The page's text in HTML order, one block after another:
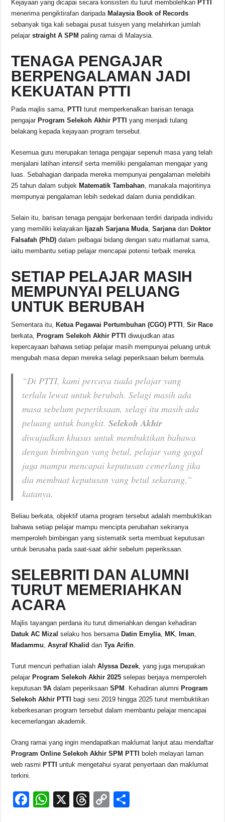
Kejayaan yang dicapai secara konsisten itu turut membolehkan PTTI
menerima pengiktirafan daripada Malaysia Book of Records
sebanyak tiga kali sebagai pusat tuisyen yang melahirkan jumlah
pelajarstraight A SPM paling ramai di Malaysia.
TENAGA PENGAJAR
BERPENGALAMAN JADI
KEKUATAN PTTI
Pada majlis sama, PTTI turut memperkenalkan barisan tenaga
pengajar Program Selekoh Akhir PTTI yang menjadi tulang
belakang kepada kejayaan program tersebut.
Kesemua guru merupakan tenaga pengajar sepenuh masa yang telah
menjalani latihan intensif serta memiliki pengalaman mengajar yang
luas. Sebahagian daripada mereka mempunyai pengalaman melebihi
25 tahun dalam subjek Matematik Tambahan, manakala majoritinya
mempunyai pengalaman lebih sedekad dalam dunia pendidikan.
Selain itu, barisan tenaga pengajar berkenaan terdiri daripada individu
yang memiliki kelayakan Ijazah Sarjana Muda,Sarjanadan Doktor
Falsafah (PhD) dalam pelbagai bidang dengan satu matlamat sama,
iaitu membantu setiap pelajar mencapai potensi terbaik mereka.
SETIAP PELAJAR MASIH
MEMPUNYAI PELUANG
UNTUK BERUBAH
Sementara itu, Ketua Pegawai Pertumbuhan (CGO) PTTI ,Sir Race
berkata, Program Selekoh Akhir PTTI diwujudkan atas
kepercayaan bahawa setiap pelajar masih mempunyai peluang untuk
mengubah masa depan mereka selagi peperiksaan belum bermula.
“Di PTTI, kami percaya tiada pelajar yang
terlalu lewat untuk berubah. Selagi masih ada
masa sebelum peperiksaan, selagi itu masih ada
peluang untuk bangkit.Selekoh Akhir
diwujudkan khusus untuk membuktikan bahawa
dengan bimbingan yang betul, pelajar yang gagal
juga mampu mencapai keputusan cemerlang jika
dia membuat keputusan yang betul sekarang,”
katanya.
Beliau berkata, objektif utama program tersebut adalah membuktikan
bahawa setiap pelajar mampu mencipta perubahan sekiranya
memperoleh bimbingan yang sistematik serta membuat keputusan
untuk berusaha pada saat-saat akhir sebelum peperiksaan.
SELEBRITI DAN ALUMNI
TURUT MEMERIAHKAN
ACARA
Majlis tayangan perdana itu turut dimeriahkan dengan kehadiran
Datuk AC Mizal selaku hos bersama Datin Emylia, MK, Iman,
Madammu,Asyraf Khalid danTya Arifin.
Turut mencuri perhatian ialahAlyssa Dezek, yang juga merupakan
pelajar Program Selekoh Akhir 2025 selepas berjaya memperoleh
keputusan9A dalam peperiksaanSPM . Kehadiran alumni Program
Selekoh Akhir PTTI
bagi sesi 2019 hingga 2025 turut membuktikan
keberkesanan program tersebut dalam membantu pelajar mencapai
kecemerlangan akademik.
Orang ramai yang ingin mendapatkan maklumat lanjut atau mendaftar
Program Online Selekoh Akhir SPM PTTI
boleh melayari laman
web rasmi PTTI untuk mengetahui syarat penyertaan dan maklumat
terkini.
F
W
X
T
C